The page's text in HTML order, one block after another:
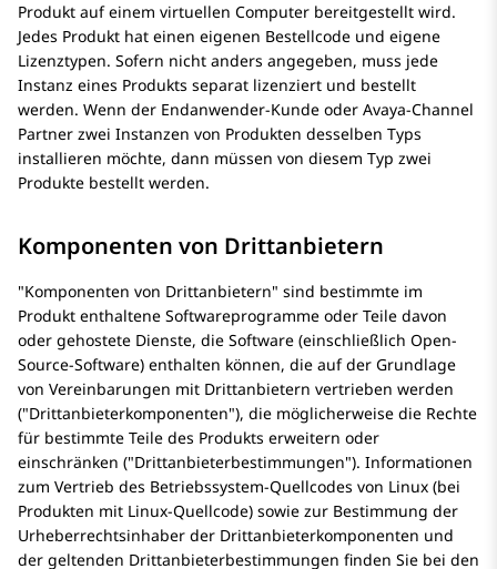
Produkt auf einem virtuellen Computer bereitgestellt wird.
Jedes Produkt hat einen eigenen Bestellcode und eigene
Lizenztypen. Sofern nicht anders angegeben, muss jede
Instanz eines Produkts separat lizenziert und bestellt
werden. Wenn der Endanwender-Kunde oder Avaya-Channel
Partner zwei Instanzen von Produkten desselben Typs
installieren möchte, dann müssen von diesem Typ zwei
Produkte bestellt werden.
Komponenten von Drittanbietern
Komponenten von Drittanbietern sind bestimmte im
Produkt enthaltene Softwareprogramme oder Teile davon
oder gehostete Dienste, die Software (einschließlich Open-
Source-Software) enthalten können, die auf der Grundlage
von Vereinbarungen mit Drittanbietern vertrieben werden
( Drittanbieterkomponenten ), die möglicherweise die Rechte
für bestimmte Teile des Produkts erweitern oder
einschränken ( Drittanbieterbestimmungen ). Informationen
zum Vertrieb des Betriebssystem-Quellcodes von Linux (bei
Produkten mit Linux-Quellcode) sowie zur Bestimmung der
Urheberrechtsinhaber der Drittanbieterkomponenten und
der geltenden Drittanbieterbestimmungen finden Sie bei den